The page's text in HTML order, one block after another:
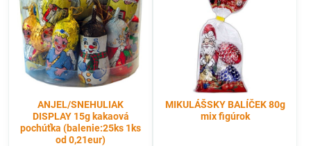
ANJEL/SNEHULIAK
DISPLAY 15g kakaová
pochúťka (balenie:25ks 1ks
od 0,21eur)
MIKULÁŠSKY BALÍČEK 80g
mix figúrok